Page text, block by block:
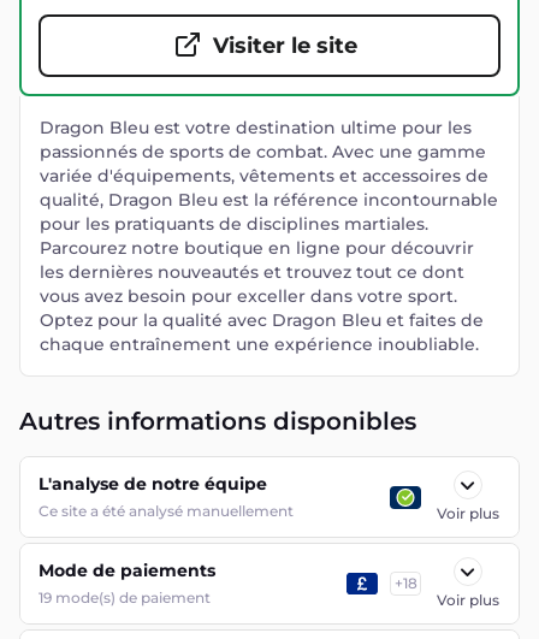
Visiter le site
Dragon Bleu est votre destination ultime pour les
passionnés de sports de combat. Avec une gamme
variée d'équipements, vêtements et accessoires de
qualité, Dragon Bleu est la référence incontournable
pour les pratiquants de disciplines martiales.
Parcourez notre boutique en ligne pour découvrir
les dernières nouveautés et trouvez tout ce dont
vous avez besoin pour exceller dans votre sport.
Optez pour la qualité avec Dragon Bleu et faites de
chaque entraînement une expérience inoubliable.
Autres informations disponibles
L'analyse de notre équipe
Ce site a été analysé manuellement Voir plus
Mode de paiements
19 mode(s) de paiement
+18
Voir plus